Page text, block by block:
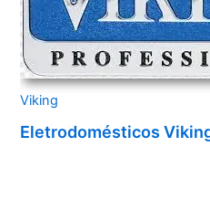
Viking
Eletrodomésticos